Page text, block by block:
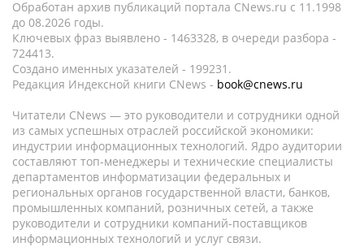
Обработан архив публикаций портала CNews.ru c 11.1998
до 08.2026 годы.
Ключевых фраз выявлено - 1463328, в очереди разбора -
724413.
Создано именных указателей - 199231.
Редакция Индексной книги CNews - book@cnews.ru
Читатели CNews — это руководители и сотрудники одной
из самых успешных отраслей российской экономики:
индустрии информационных технологий. Ядро аудитории
составляют топ-менеджеры и технические специалисты
департаментов информатизации федеральных и
региональных органов государственной власти, банков,
промышленных компаний, розничных сетей, а также
руководители и сотрудники компаний-поставщиков
информационных технологий и услуг связи.